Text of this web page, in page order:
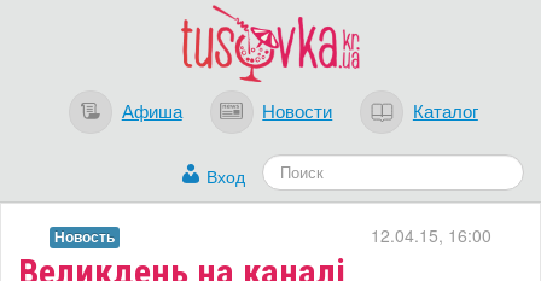
Афиша Новости Каталог
Вход
Великдень на каналі
12.04.15, 16:00
Новость